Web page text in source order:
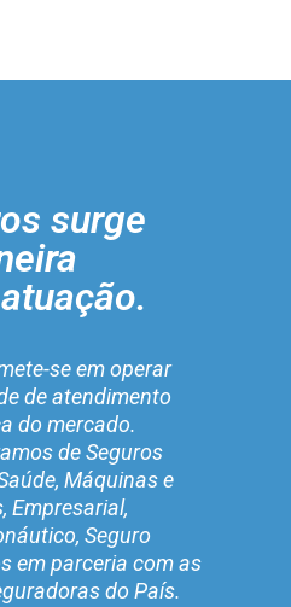
surge
se em operar
de atendimento
do mercado.
de Seguros
Máquinas e
Empresarial,
Seguro
em parceria com as
do País.